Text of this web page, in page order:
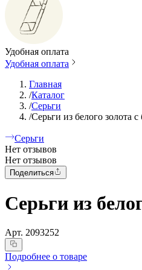
Удобная оплата
Удобная оплата
Главная
/Каталог
/Серьги
/Серьги из белого золота
Серьги
Нет отзывов
Нет отзывов
Поделиться
Серьги из
Арт. 2093252
Подробнее о товаре